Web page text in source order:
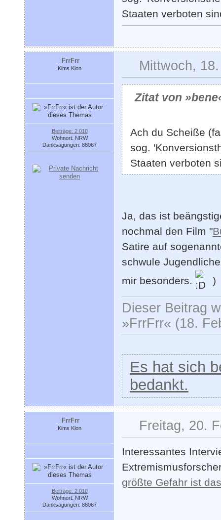
Staaten verboten
FrrFrr
Kims Klon
Beiträge: 2 010
Wohnort: NRW
Danksagungen: 88067
Mittwoch,
Zitat von
Ach du Scheiße
sog.
Staaten verboten
Ja, das ist
nochmal den Film "
Satire auf
schwule
mir besonders.
)
Dieser Beitrag
»FrrFrr« (18.
Es hat sich
bedankt.
FrrFrr
Kims Klon
Beiträge: 2 010
Wohnort: NRW
Danksagungen: 88067
Freitag, 20.
Interessantes
größte Gefahr ist